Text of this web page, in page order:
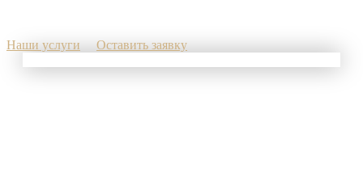
Наши услуги Оставить заявку